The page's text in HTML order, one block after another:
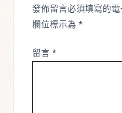
發佈留言必須填寫的
欄位標示為 *
留言 *